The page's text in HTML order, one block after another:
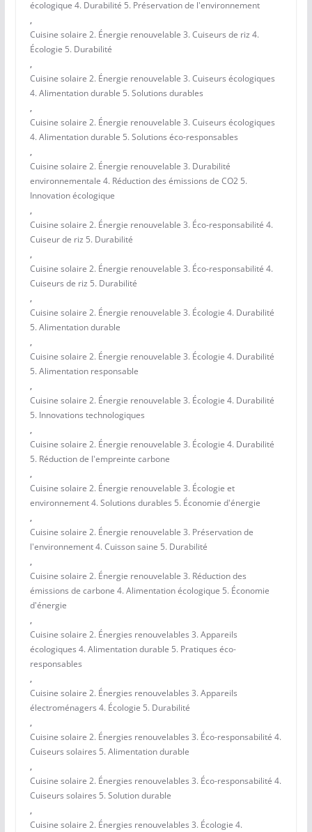
écologique 4. Durabilité 5. Préservation de l'environnement
,
Cuisine solaire 2. Énergie renouvelable 3. Cuiseurs de riz 4.
Écologie 5. Durabilité
,
Cuisine solaire 2. Énergie renouvelable 3. Cuiseurs écologiques
4. Alimentation durable 5. Solutions durables
,
Cuisine solaire 2. Énergie renouvelable 3. Cuiseurs écologiques
4. Alimentation durable 5. Solutions éco-responsables
,
Cuisine solaire 2. Énergie renouvelable 3. Durabilité
environnementale 4. Réduction des émissions de CO2 5.
Innovation écologique
,
Cuisine solaire 2. Énergie renouvelable 3. Éco-responsabilité 4.
Cuiseur de riz 5. Durabilité
,
Cuisine solaire 2. Énergie renouvelable 3. Éco-responsabilité 4.
Cuiseurs de riz 5. Durabilité
,
Cuisine solaire 2. Énergie renouvelable 3. Écologie 4. Durabilité
5. Alimentation durable
,
Cuisine solaire 2. Énergie renouvelable 3. Écologie 4. Durabilité
5. Alimentation responsable
,
Cuisine solaire 2. Énergie renouvelable 3. Écologie 4. Durabilité
5. Innovations technologiques
,
Cuisine solaire 2. Énergie renouvelable 3. Écologie 4. Durabilité
5. Réduction de l'empreinte carbone
,
Cuisine solaire 2. Énergie renouvelable 3. Écologie et
environnement 4. Solutions durables 5. Économie d'énergie
,
Cuisine solaire 2. Énergie renouvelable 3. Préservation de
l'environnement 4. Cuisson saine 5. Durabilité
,
Cuisine solaire 2. Énergie renouvelable 3. Réduction des
émissions de carbone 4. Alimentation écologique 5. Économie
d'énergie
,
Cuisine solaire 2. Énergies renouvelables 3. Appareils
écologiques 4. Alimentation durable 5. Pratiques éco-
responsables
,
Cuisine solaire 2. Énergies renouvelables 3. Appareils
électroménagers 4. Écologie 5. Durabilité
,
Cuisine solaire 2. Énergies renouvelables 3. Éco-responsabilité 4.
Cuiseurs solaires 5. Alimentation durable
,
Cuisine solaire 2. Énergies renouvelables 3. Éco-responsabilité 4.
Cuiseurs solaires 5. Solution durable
,
Cuisine solaire 2. Énergies renouvelables 3. Écologie 4.